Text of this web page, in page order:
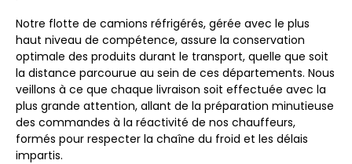
Notre flotte de camions réfrigérés, gérée avec le plus
haut niveau de compétence, assure la conservation
optimale des produits durant le transport, quelle que soit
la distance parcourue au sein de ces départements. Nous
veillons à ce que chaque livraison soit effectuée avec la
plus grande attention, allant de la préparation minutieuse
des commandes à la réactivité de nos chauffeurs,
formés pour respecter la chaîne du froid et les délais
impartis.